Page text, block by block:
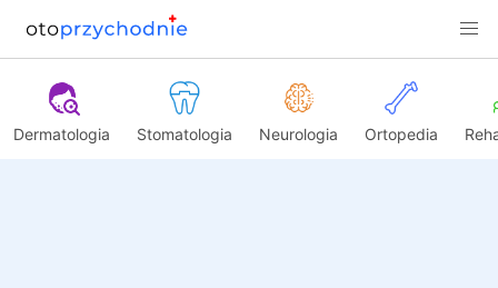
Dermatologia Stomatologia Neurologia Ortopedia